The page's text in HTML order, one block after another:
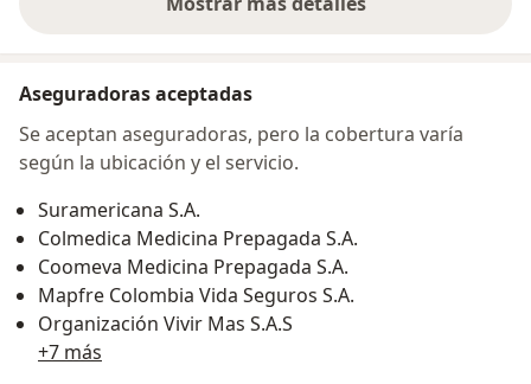
sobre la dirección
Aseguradoras aceptadas
Se aceptan aseguradoras, pero la cobertura varía
según la ubicación y el servicio.
Suramericana S.A.
Colmedica Medicina Prepagada S.A.
Coomeva Medicina Prepagada S.A.
Mapfre Colombia Vida Seguros S.A.
Organización Vivir Mas S.A.S
+7 más